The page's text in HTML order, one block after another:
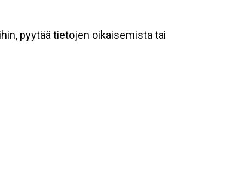
pyytää tietojen oikaisemista tai